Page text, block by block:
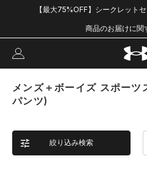
【最大75%OFF】シークレット
商品のお届けに関
メンズ＋ボーイズ スポー
パンツ)
絞り込み検索